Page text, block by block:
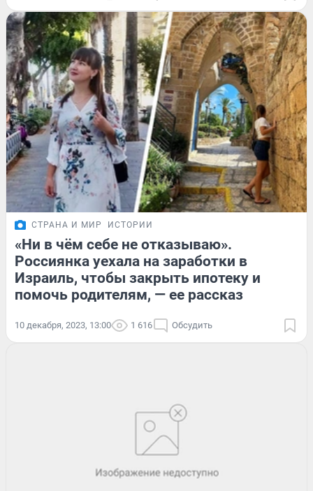
СТРАНА И МИР ИСТОРИИ
«Ни в чём себе не отказываю».
Россиянка уехала на заработки в
Израиль, чтобы закрыть ипотеку и
помочь родителям, — ее рассказ
10 декабря, 2023, 13:00 1 616 Обсудить